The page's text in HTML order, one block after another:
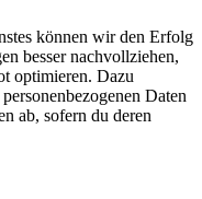
können wir den Erfolg
besser nachvollziehen,
optimieren. Dazu
Daten
ab, sofern du deren